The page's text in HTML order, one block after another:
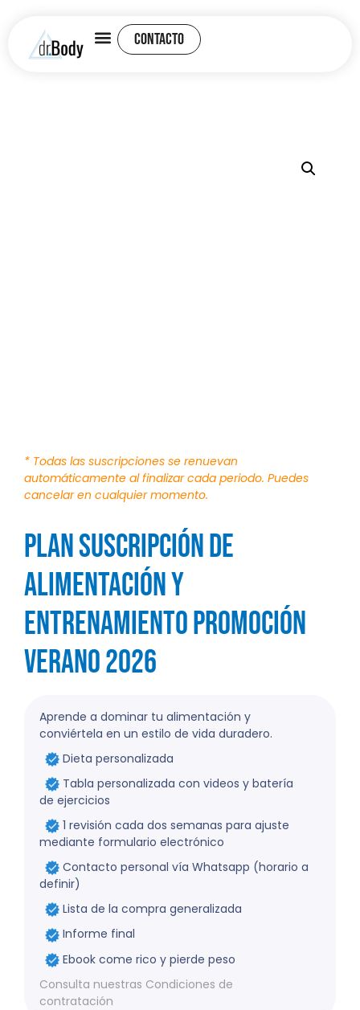
CONTACTO
* Todas las suscripciones se renuevan
automáticamente al finalizar cada periodo. Puedes
cancelar en cualquier momento.
Plan Suscripción de
Alimentación y
Entrenamiento Promoción
Verano 2026
Aprende a dominar tu alimentación y
conviértela en un estilo de vida duradero.
Dieta personalizada
Tabla personalizada con videos y batería
de ejercicios
1 revisión cada dos semanas para ajuste
mediante formulario electrónico
Contacto personal vía Whatsapp (horario a
definir)
Lista de la compra generalizada
Informe final
Ebook come rico y pierde peso
Consulta nuestras Condiciones de
contratación